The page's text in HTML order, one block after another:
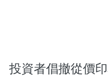
投資者倡撤從價